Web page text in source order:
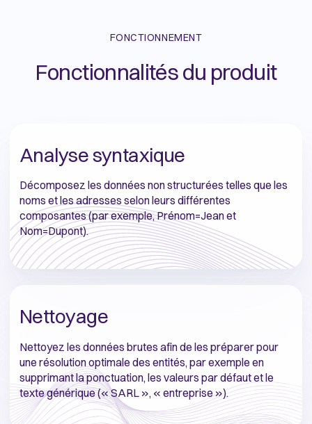
FONCTIONNEMENT
Fonctionnalités du produit
Analyse syntaxique
Décomposez les données non structurées telles que les
noms et les adresses selon leurs différentes
composantes (par exemple, Prénom=Jean et
Nom=Dupont).
Nettoyage
Nettoyez les données brutes afin de les préparer pour
une résolution optimale des entités, par exemple en
supprimant la ponctuation, les valeurs par défaut et le
texte générique (« SARL », « entreprise »).